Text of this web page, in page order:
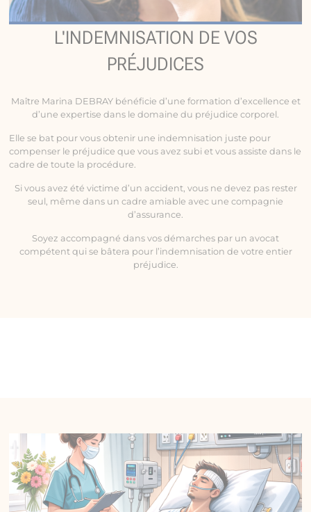
L'INDEMNISATION DE VOS
PRÉJUDICES
Maître Marina DEBRAY bénéficie d’une formation d’excellence et
d’une expertise dans le domaine du préjudice corporel.
Elle se bat pour vous obtenir une indemnisation juste pour
compenser le préjudice que vous avez subi et vous assiste dans le
cadre de toute la procédure.
Si vous avez été victime d’un accident, vous ne devez pas rester
seul, même dans un cadre amiable avec une compagnie
d’assurance.
Soyez accompagné dans vos démarches par un avocat
compétent qui se bâtera pour l’indemnisation de votre entier
préjudice.